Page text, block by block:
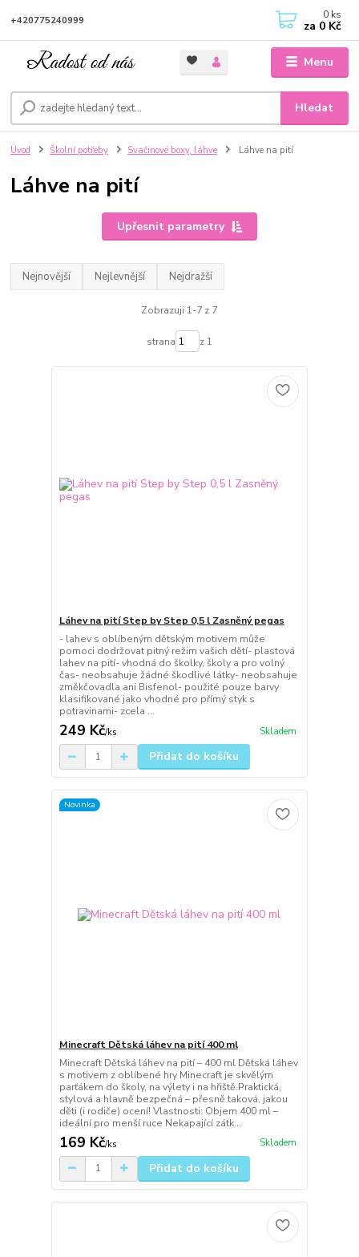
Menu
Hledat
+420775240999 0 ks
za 0 Kč
Úvod Školní potřeby Svačinové boxy, láhve Láhve na pití
Láhve na pití
Upřesnit parametry
Nejnovější Nejlevnější Nejdražší
Zobrazuji 1-7 z 7
strana z 1
Láhev na pití Step by Step 0,5 l Zasněný pegas
- lahev s oblíbeným dětským motivem může
pomoci dodržovat pitný režim vašich dětí- plastová
lahev na pití- vhodná do školky, školy a pro volný
čas- neobsahuje žádné škodlivé látky- neobsahuje
změkčovadla ani Bisfenol- použité pouze barvy
klasifikované jako vhodné pro přímý styk s
potravinami- zcela ...
249 Kč/ks Skladem
Přidat do košíku
Novinka
Minecraft Dětská láhev na pití 400 ml
Minecraft Dětská láhev na pití – 400 ml Dětská láhev
s motivem z oblíbené hry Minecraft je skvělým
parťákem do školy, na výlety i na hřiště.Praktická,
stylová a hlavně bezpečná – přesně taková, jakou
děti (i rodiče) ocení! Vlastnosti: Objem 400 ml –
ideální pro menší ruce Nekapající zátk...
169 Kč/ks Skladem
Přidat do košíku